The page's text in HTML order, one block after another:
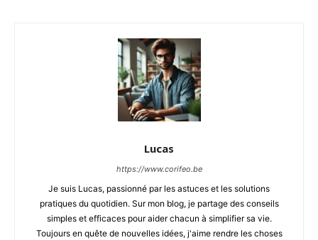
Lucas
https://www.corifeo.be
Je suis Lucas, passionné par les astuces et les solutions
pratiques du quotidien. Sur mon blog, je partage des conseils
simples et efficaces pour aider chacun à simplifier sa vie.
Toujours en quête de nouvelles idées, j'aime rendre les choses